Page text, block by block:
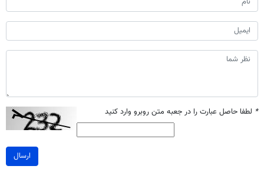
* لطفا حاصل عبارت را در جعبه متن روبرو وارد کنید
ارسال